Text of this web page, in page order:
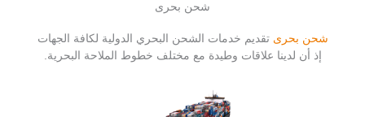
شحن بحرى
شحن بحرى تقديم خدمات الشحن البحري الدولية لكافة الجهات
إذ أن لدينا علاقات وطيدة مع مختلف خطوط الملاحة البحرية.